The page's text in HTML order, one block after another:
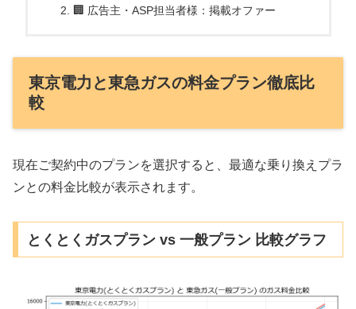
🏢 広告主・ASP担当者様：掲載オファー
東京電力と東急ガスの料金プラン徹底比
較
現在ご契約中のプランを選択すると、最適な乗り換えプラ
ンとの料金比較が表示されます。
とくとくガスプラン vs 一般プラン 比較グラフ